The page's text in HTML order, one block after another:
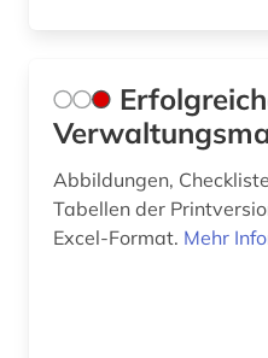
Abbildungen,
Tabellen der
Excel-Format. Mehr